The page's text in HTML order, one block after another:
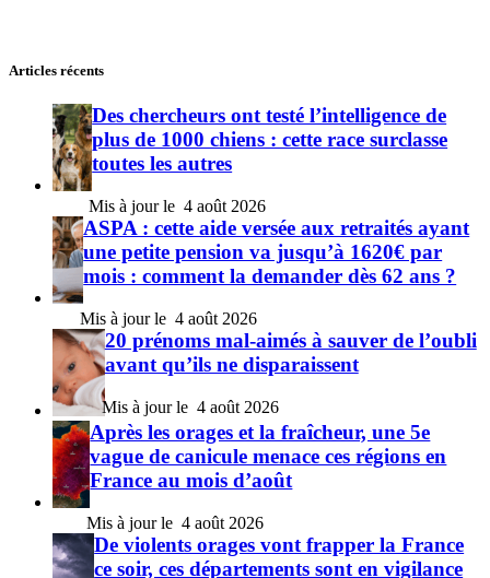
Articles récents
Des chercheurs ont testé l’intelligence de
plus de 1000 chiens : cette race surclasse
toutes les autres
4 août 2026
ASPA : cette aide versée aux retraités ayant
une petite pension va jusqu’à 1620€ par
mois : comment la demander dès 62 ans ?
4 août 2026
20 prénoms mal-aimés à sauver de l’oubli
avant qu’ils ne disparaissent
4 août 2026
Après les orages et la fraîcheur, une 5e
vague de canicule menace ces régions en
France au mois d’août
4 août 2026
De violents orages vont frapper la France
ce soir, ces départements sont en vigilance